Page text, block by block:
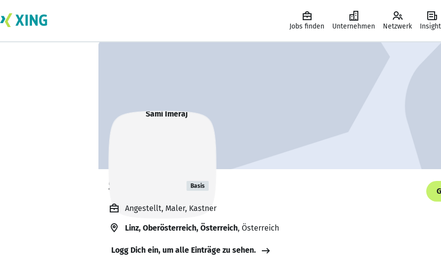
Jobs finden Unternehmen Netzwerk
Sami Imeraj Basis
Angestellt, Maler, Kastner
Linz, Oberösterreich, Österreich, Österreich
Logg Dich ein, um alle Einträge zu sehen.